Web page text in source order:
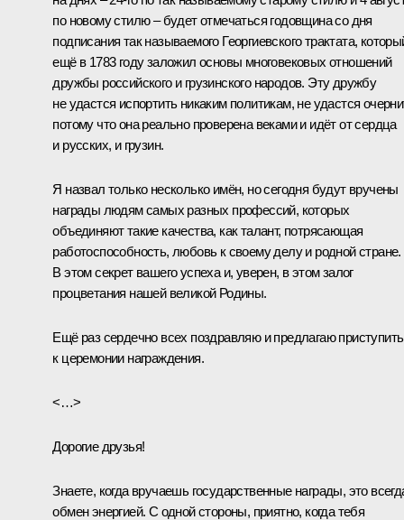
по новому стилю – будет отмечаться годовщина со дня
подписания так называемого Георгиевского трактата,
ещё в 1783 году заложил основы многовековых отношений
дружбы российского и грузинского народов. Эту дружбу
не удастся испортить никаким политикам, не удастся
потому что она реально проверена веками и идёт от сердца
и русских, и грузин.
Я назвал только несколько имён, но сегодня будут вручены
награды людям самых разных профессий, которых
объединяют такие качества, как талант, потрясающая
работоспособность, любовь к своему делу и родной стране.
В этом секрет вашего успеха и, уверен, в этом залог
процветания нашей великой Родины.
Ещё раз сердечно всех поздравляю и предлагаю приступить
к церемонии награждения.
<…>
Дорогие друзья!
Знаете, когда вручаешь государственные награды, это
обмен энергией. С одной стороны, приятно, когда тебя